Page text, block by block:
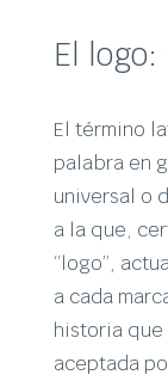
El
El término
palabra en
universal o
a la que,
“logo”,
a cada
historia que
aceptada